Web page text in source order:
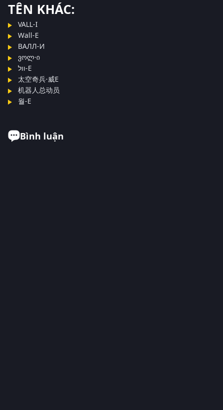
TÊN KHÁC:
VALL-I
Wall-E
ВАЛЛ-И
ვოლ·ი
וול-E
太空奇兵·威E
机器人总动员
월-E
Bình luận